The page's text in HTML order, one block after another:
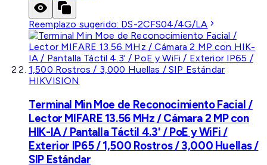
Reemplazo sugerido: DS-2CFS04/4G/LA
HIKVISION
Terminal Min Moe de Reconocimiento Facial /
Lector MIFARE 13.56 MHz / Cámara 2 MP con
HIK-IA / Pantalla Táctil 4.3' / PoE y WiFi /
Exterior IP65 / 1,500 Rostros / 3,000 Huellas /
SIP Estándar